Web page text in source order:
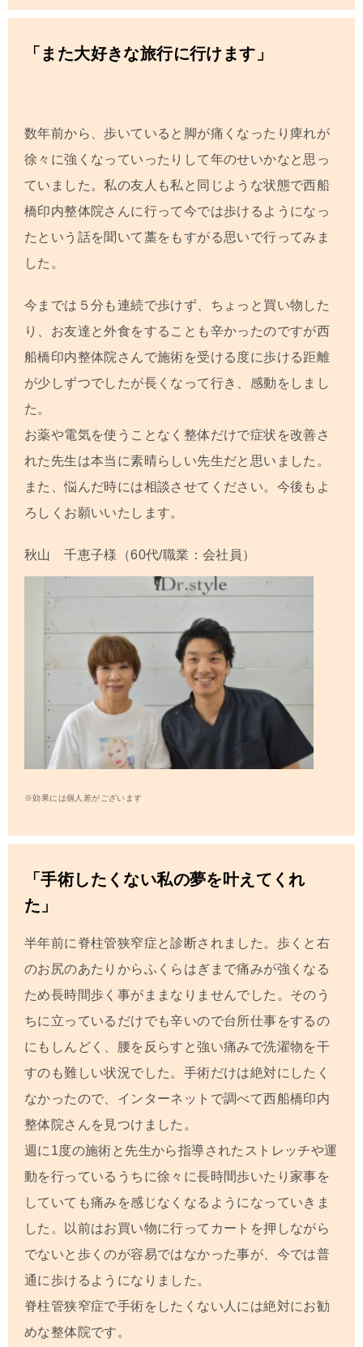
「また大好きな旅行に行けます」
数年前から、歩いていると脚が痛くなったり痺れが
徐々に強くなっていったりして年のせいかなと思っ
ていました。私の友人も私と同じような状態で西船
橋印内整体院さんに行って今では歩けるようになっ
たという話を聞いて藁をもすがる思いで行ってみま
した。
今までは５分も連続で歩けず、ちょっと買い物した
り、お友達と外食をすることも辛かったのですが西
船橋印内整体院さんで施術を受ける度に歩ける距離
が少しずつでしたが長くなって行き、感動をしまし
た。
お薬や電気を使うことなく整体だけで症状を改善さ
れた先生は本当に素晴らしい先生だと思いました。
また、悩んだ時には相談させてください。今後もよ
ろしくお願いいたします。
秋山 千恵子様（60代/職業：会社員）
※効果には個人差がございます
「手術したくない私の夢を叶えてくれ
た」
半年前に脊柱管狭窄症と診断されました。歩くと右
のお尻のあたりからふくらはぎまで痛みが強くなる
ため長時間歩く事がままなりませんでした。そのう
ちに立っているだけでも辛いので台所仕事をするの
にもしんどく、腰を反らすと強い痛みで洗濯物を干
すのも難しい状況でした。手術だけは絶対にしたく
なかったので、インターネットで調べて西船橋印内
整体院さんを見つけました。
週に1度の施術と先生から指導されたストレッチや運
動を行っているうちに徐々に長時間歩いたり家事を
していても痛みを感じなくなるようになっていきま
した。以前はお買い物に行ってカートを押しながら
でないと歩くのが容易ではなかった事が、今では普
通に歩けるようになりました。
脊柱管狭窄症で手術をしたくない人には絶対にお勧
めな整体院です。